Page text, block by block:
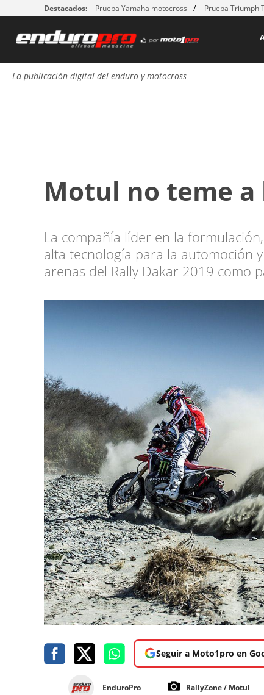
Destacados: Prueba Yamaha motocross Prueba Triumph
La publicación digital del enduro y motocross
Motul no teme a
La compañía líder en la
alta tecnología para la automoción
arenas del Rally Dakar 2019 como
Seguir a Moto1pro en
EnduroPro RallyZone / Motul